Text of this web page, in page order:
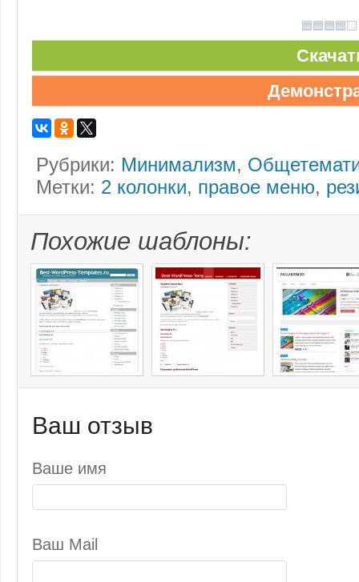
Рубрики: Минимализм,
Метки: 2 колонки, правое меню,
Похожие шаблоны:
Ваш отзыв
Ваше имя
Ваш Mail